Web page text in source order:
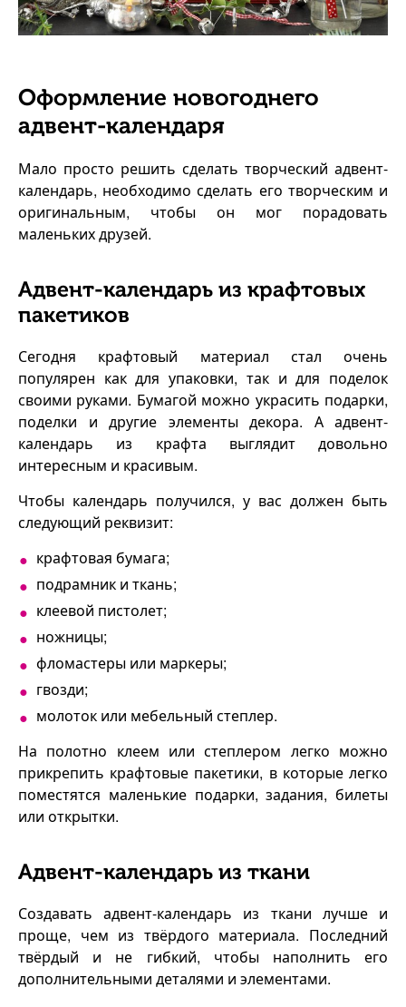
Оформление новогоднего
адвент-календаря
Мало просто решить сделать творческий адвент-
календарь, необходимо сделать его творческим и
оригинальным, чтобы он мог порадовать
маленьких друзей.
Адвент-календарь из крафтовых
пакетиков
Сегодня крафтовый материал стал очень
популярен как для упаковки, так и для поделок
своими руками. Бумагой можно украсить подарки,
поделки и другие элементы декора. А адвент-
календарь из крафта выглядит довольно
интересным и красивым.
Чтобы календарь получился, у вас должен быть
следующий реквизит:
крафтовая бумага;
подрамник и ткань;
клеевой пистолет;
ножницы;
фломастеры или маркеры;
гвозди;
молоток или мебельный степлер.
На полотно клеем или степлером легко можно
прикрепить крафтовые пакетики, в которые легко
поместятся маленькие подарки, задания, билеты
или открытки.
Адвент-календарь из ткани
Создавать адвент-календарь из ткани лучше и
проще, чем из твёрдого материала. Последний
твёрдый и не гибкий, чтобы наполнить его
дополнительными деталями и элементами.